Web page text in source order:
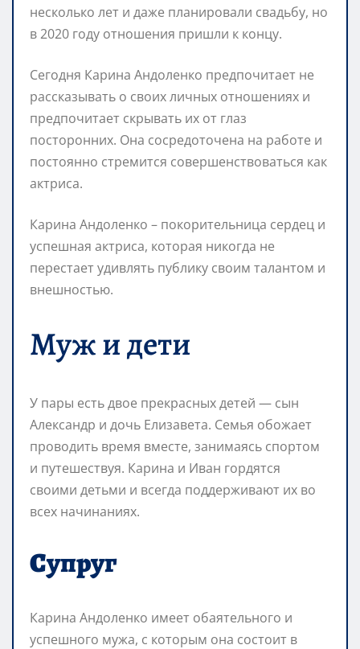
несколько лет и даже планировали свадьбу, но
в 2020 году отношения пришли к концу.
Сегодня Карина Андоленко предпочитает не
рассказывать о своих личных отношениях и
предпочитает скрывать их от глаз
посторонних. Она сосредоточена на работе и
постоянно стремится совершенствоваться как
актриса.
Карина Андоленко – покорительница сердец и
успешная актриса, которая никогда не
перестает удивлять публику своим талантом и
внешностью.
Муж и дети
У пары есть двое прекрасных детей — сын
Александр и дочь Елизавета. Семья обожает
проводить время вместе, занимаясь спортом
и путешествуя. Карина и Иван гордятся
своими детьми и всегда поддерживают их во
всех начинаниях.
Супруг
Карина Андоленко имеет обаятельного и
успешного мужа, с которым она состоит в